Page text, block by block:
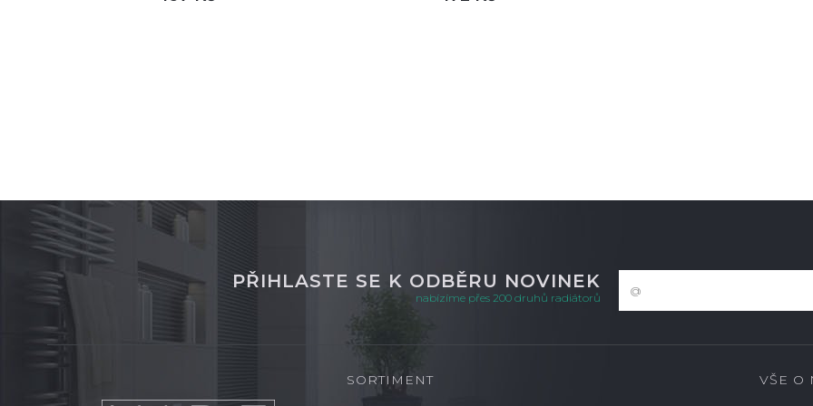
PŘIHLASTE SE K ODBĚRU NOVINEK
nabízíme přes 200 druhů radiátorů
SORTIMENT VŠE O